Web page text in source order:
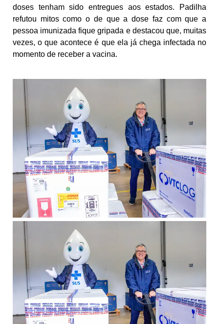
doses tenham sido entregues aos estados. Padilha
refutou mitos como o de que a dose faz com que a
pessoa imunizada fique gripada e destacou que, muitas
vezes, o que acontece é que ela já chega infectada no
momento de receber a vacina.